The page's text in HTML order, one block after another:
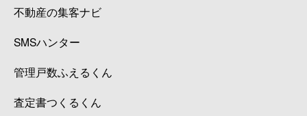
不動産の集客ナビ
SMSハンター
管理戸数ふえるくん
査定書つくるくん